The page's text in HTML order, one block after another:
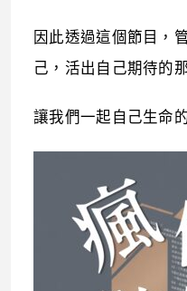
因此透過這個節目，
己，活出自己期待的
讓我們一起自己生命